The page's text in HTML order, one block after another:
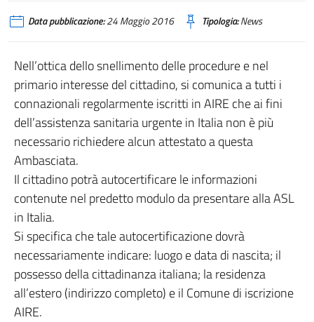
Data pubblicazione:24 Maggio 2016 Tipologia:News
Nell’ottica dello snellimento delle procedure e nel
primario interesse del cittadino, si comunica a tutti i
connazionali regolarmente iscritti in AIRE che ai fini
dell’assistenza sanitaria urgente in Italia non è più
necessario richiedere alcun attestato a questa
Ambasciata.
Il cittadino potrà autocertificare le informazioni
contenute nel predetto modulo da presentare alla ASL
in Italia.
Si specifica che tale autocertificazione dovrà
necessariamente indicare: luogo e data di nascita; il
possesso della cittadinanza italiana; la residenza
all’estero (indirizzo completo) e il Comune di iscrizione
AIRE.